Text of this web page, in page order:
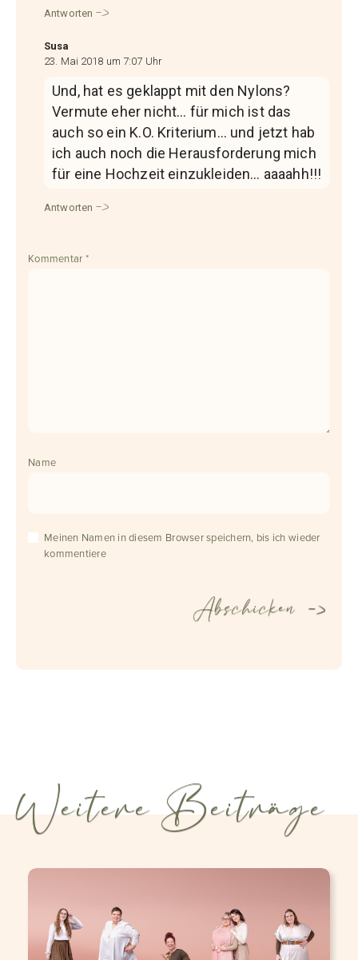
Antworten
Susa
23. Mai 2018 um 7:07 Uhr
Und, hat es geklappt mit den Nylons?
Vermute eher nicht… für mich ist das
auch so ein K.O. Kriterium… und jetzt hab
ich auch noch die Herausforderung mich
für eine Hochzeit einzukleiden… aaaahh!!!
Antworten
Kommentar *
Name
Meinen Namen in diesem Browser speichern, bis ich wieder
kommentiere
Weitere Beiträge